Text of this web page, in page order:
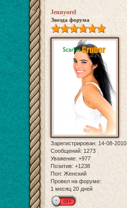
Jennyorel
Звезда форума
Зарегистрирован: 14-08-2010
Сообщений: 1273
Уважение: +977
Позитив: +1238
Пол: Женский
Провел на форуме:
1 месяц 20 дней